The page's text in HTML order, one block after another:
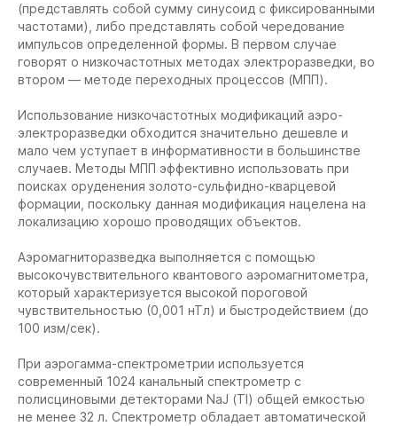
(представлять собой сумму синусоид с фиксированными
частотами), либо представлять собой чередование
импульсов определенной формы. В первом случае
говорят о низкочастотных методах электроразведки, во
втором — методе переходных процессов (МПП).
Использование низкочастотных модификаций аэро-
электроразведки обходится значительно дешевле и
мало чем уступает в информативности в большинстве
случаев. Методы МПП эффективно использовать при
поисках оруденения золото-сульфидно-кварцевой
формации, поскольку данная модификация нацелена на
локализацию хорошо проводящих объектов.
Аэромагниторазведка выполняется с помощью
высокочувствительного квантового аэромагнитометра,
который характеризуется высокой пороговой
чувствительностью (0,001 нТл) и быстродействием (до
100 изм/сек).
При аэрогамма-спектрометрии используется
современный 1024 канальный спектрометр с
полисциновыми детекторами NaJ (Tl) общей емкостью
не менее 32 л. Спектрометр обладает автоматической